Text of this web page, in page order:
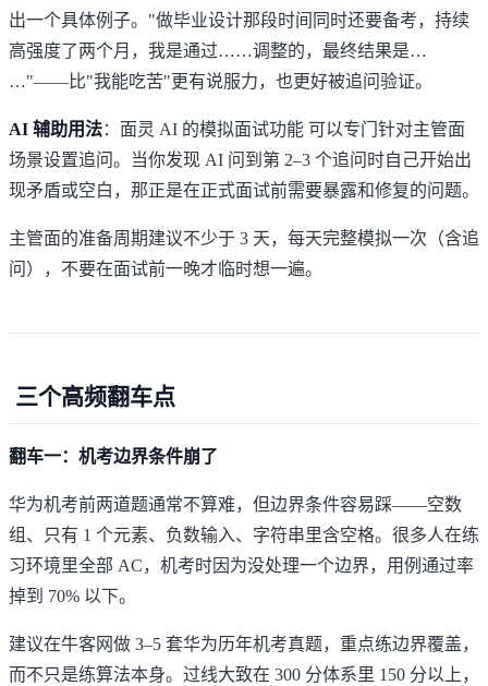
出一个具体例子。"做毕业设计那段时间同时还要备考，持续
高强度了两个月，我是通过……调整的，最终结果是…
…"——比"我能吃苦"更有说服力，也更好被追问验证。
AI 辅助用法： 面灵 AI 的模拟面试功能 可以专门针对主管面
场景设置追问。当你发现 AI 问到第 2–3 个追问时自己开始出
现矛盾或空白，那正是在正式面试前需要暴露和修复的问题。
主管面的准备周期建议不少于 3 天，每天完整模拟一次（含追
问），不要在面试前一晚才临时想一遍。
三个高频翻车点
翻车一：机考边界条件崩了
华为机考前两道题通常不算难，但边界条件容易踩——空数
组、只有 1 个元素、负数输入、字符串里含空格。很多人在练
习环境里全部 AC，机考时因为没处理一个边界，用例通过率
掉到 70% 以下。
建议在牛客网做 3–5 套华为历年机考真题，重点练边界覆盖，
而不只是练算法本身。过线大致在 300 分体系里 150 分以上，